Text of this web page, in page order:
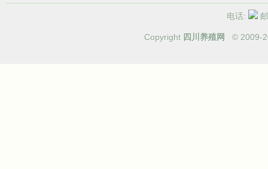
电话:
Copyright 四川养殖网 © 2009-